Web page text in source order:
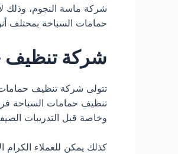
شركة ماسة النجوم، وذلك
حمامات السباحة بمختلف
شركة تنظيف
تتولى شركة تنظيف
تنظيف حمامات السباحة
وخاصة قبل التدريبات
كذلك يمكن للعملاء